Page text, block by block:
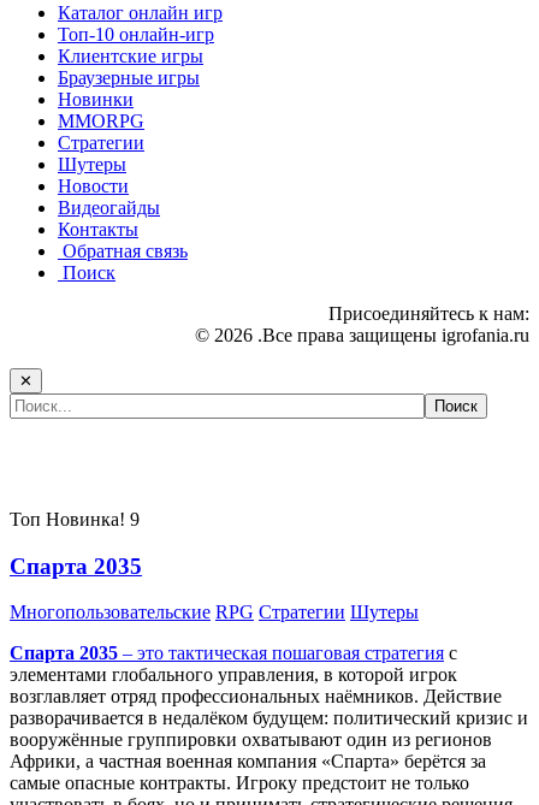
Каталог онлайн игр
Топ-10 онлайн-игр
Клиентские игры
Браузерные игры
Новинки
MMORPG
Стратегии
Шутеры
Новости
Видеогайды
Контакты
Обратная связь
Поиск
Присоединяйтесь к нам:
© 2026 .Все права защищены igrofania.ru
✕
Топ Новинка! 9
Спарта 2035
Многопользовательские RPG Стратегии Шутеры
Спарта 2035 – это тактическая пошаговая стратегия с
элементами глобального управления, в которой игрок
возглавляет отряд профессиональных наёмников. Действие
разворачивается в недалёком будущем: политический кризис и
вооружённые группировки охватывают один из регионов
Африки, а частная военная компания «Спарта» берётся за
самые опасные контракты. Игроку предстоит не только